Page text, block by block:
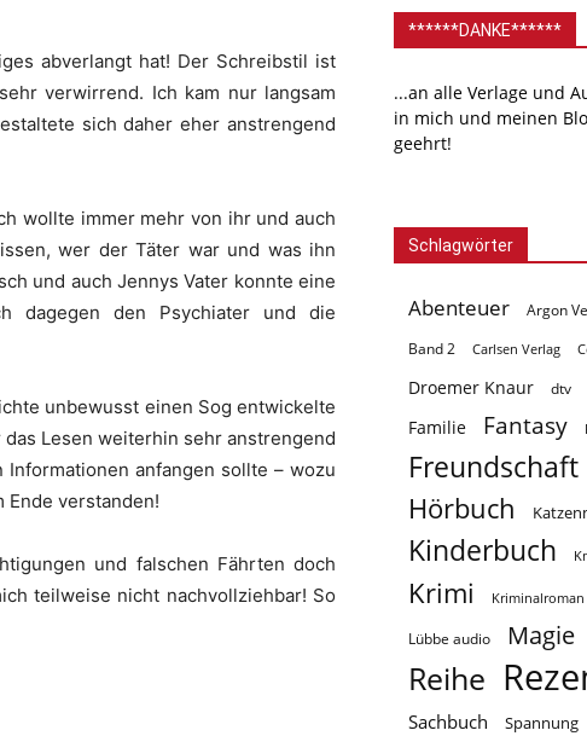
abverlangt hat! Der Schreibstil ist
verwirrend. Ich kam nur langsam
sich daher eher anstrengend
wollte immer mehr von ihr und auch
wer der Täter war und was ihn
und auch Jennys Vater konnte eine
dagegen den Psychiater und die
unbewusst einen Sog entwickelte
Lesen weiterhin sehr anstrengend
anfangen sollte – wozu
Ende verstanden!
und falschen Fährten doch
teilweise nicht nachvollziehbar! So
******DANKE******
...an alle Verlage und
in mich und meinen
geehrt!
Schlagwörter
Abenteuer Argon
Band 2 Carlsen Verlag
Droemer Knaur dtv
Familie Fantasy
Freundschaft
Hörbuch
Kinderbuch
Krimi Kriminalroman
Lübbe audio Magie
Reihe
Sachbuch Spannung